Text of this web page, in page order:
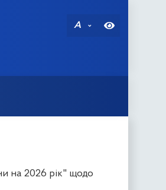
A
на 2026 рік" щодо